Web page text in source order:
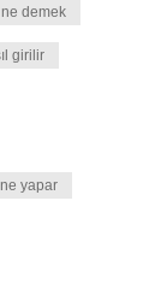
demek
girilir
yapar